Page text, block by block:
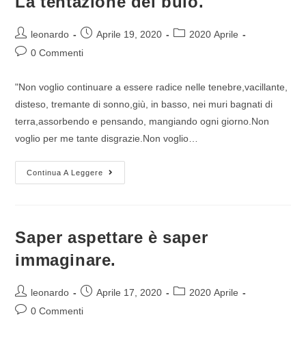
leonardo Aprile 19, 2020
2020 Aprile
0 Commenti
"Non voglio continuare a essere radice nelle tenebre,vacillante,
disteso, tremante di sonno,giù, in basso, nei muri bagnati di
terra,assorbendo e pensando, mangiando ogni giorno.Non
voglio per me tante disgrazie.Non voglio…
Continua A Leggere
Saper aspettare è saper
immaginare.
leonardo Aprile 17, 2020
2020 Aprile
0 Commenti